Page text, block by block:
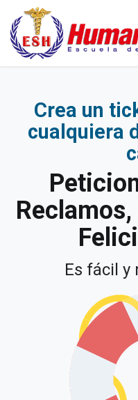
Ir al contenido
Crea un
cualquiera
Es fácil y